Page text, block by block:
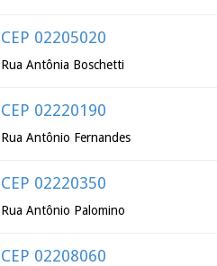
CEP 02205020
Rua Antônia Boschetti
CEP 02220190
Rua Antônio Fernandes
CEP 02220350
Rua Antônio Palomino
CEP 02208060